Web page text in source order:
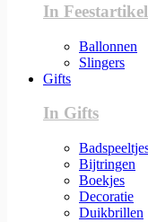
In
Ballonnen
Slingers
Gifts
In Gifts
Bijtringen
Boekjes
Decoratie
Duikbrillen